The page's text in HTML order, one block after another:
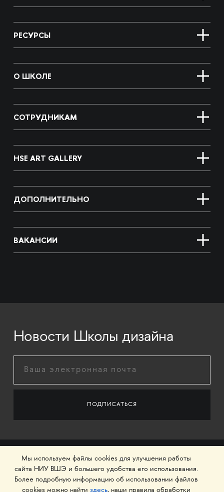
РЕСУРСЫ
О ШКОЛЕ
СОТРУДНИКАМ
HSE ART GALLERY
ДОПОЛНИТЕЛЬНО
ВАКАНСИИ
Новости Школы дизайна
Мы используем файлы cookies для улучшения работы
сайта НИУ ВШЭ и большего удобства его использования.
Более подробную информацию об использовании файлов
cookies можно найти здесь, наши правила обработки